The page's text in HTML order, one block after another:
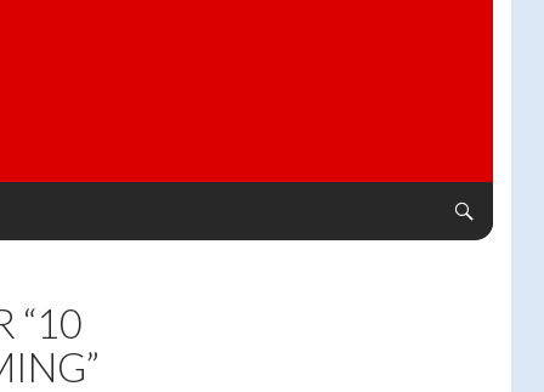
“10